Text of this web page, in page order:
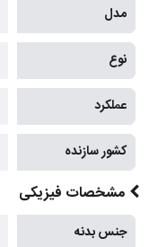
مدل
نوع
عملکرد
کشور سازنده
مشخصات فیزیکی
جنس بدنه